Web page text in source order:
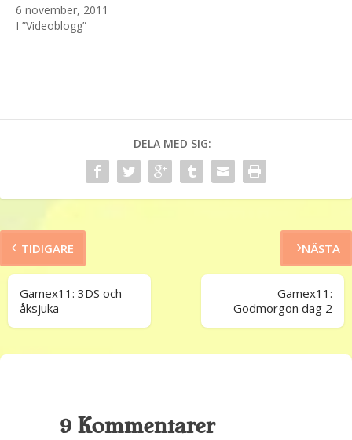
6 november, 2011
I ”Videoblogg”
DELA MED SIG:
TIDIGARE
Gamex11: 3DS och
åksjuka
NÄSTA
Gamex11:
Godmorgon dag 2
9 Kommentarer